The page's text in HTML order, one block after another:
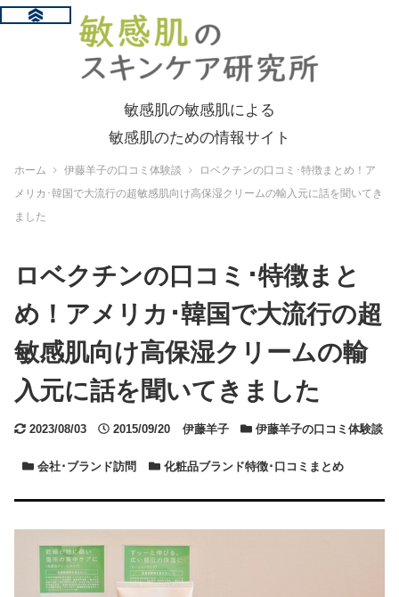
敏感肌の敏感肌による
敏感肌のための情報サイト
ホーム 伊藤羊子の口コミ体験談
ロベクチンの口コミ･特徴まとめ！ア
メリカ･韓国で大流行の超敏感肌向け高保湿クリームの輸入元に話を聞いてき
ました
ロベクチンの口コミ･特徴まと
め！アメリカ･韓国で大流行の超
敏感肌向け高保湿クリームの輸
入元に話を聞いてきました
更
日
2023/08/03
投
日
2015/09/20
著
伊藤羊子
カ
ゴ
リ
伊藤羊子の口コミ体験談
カ 会社･ブランド訪問
カ
ー
化粧品ブランド特徴･口コミまとめ